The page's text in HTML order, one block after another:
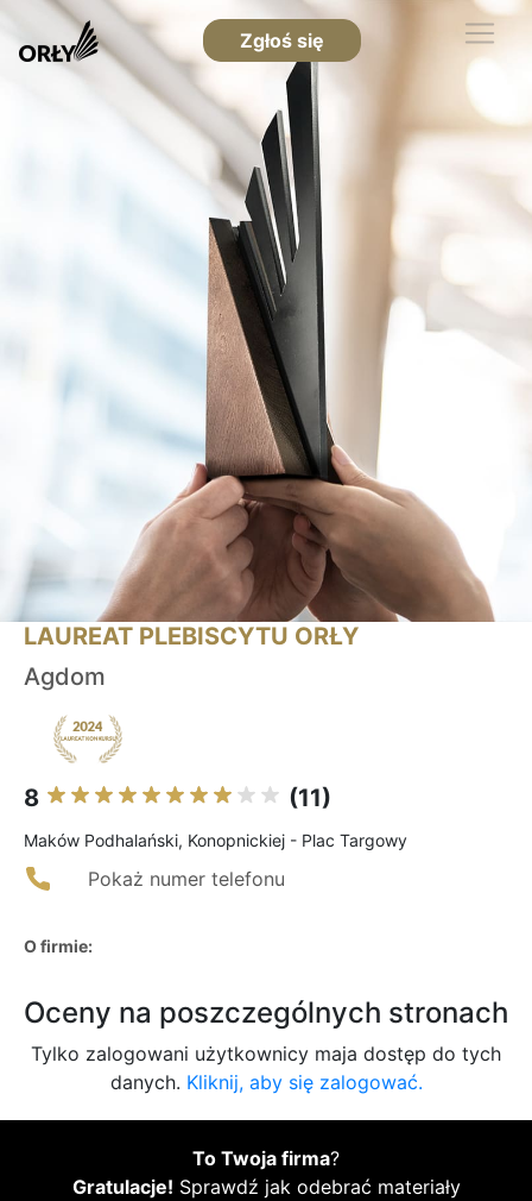
Zgłoś się
LAUREAT PLEBISCYTU ORŁY
Agdom
8 (11)
Maków Podhalański, Konopnickiej - Plac Targowy
Pokaż numer telefonu
O firmie:
Oceny na poszczególnych stronach
Tylko zalogowani użytkownicy maja dostęp do tych
danych. Kliknij, aby się zalogować.
To Twoja firma?
Gratulacje! Sprawdź jak odebrać materiały